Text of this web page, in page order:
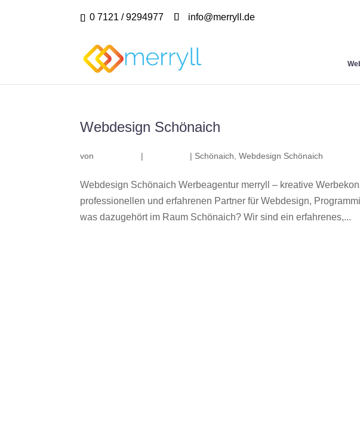
0 7121 / 9294977 info@merryll.de
Webdesign Schönaich
von | | Schönaich ,Webdesign Schönaich
Webdesign Schönaich Werbeagentur merryll – kreative
professionellen und erfahrenen Partner für Webdesign,
was dazugehört im Raum Schönaich? Wir sind ein erfahrenes,...